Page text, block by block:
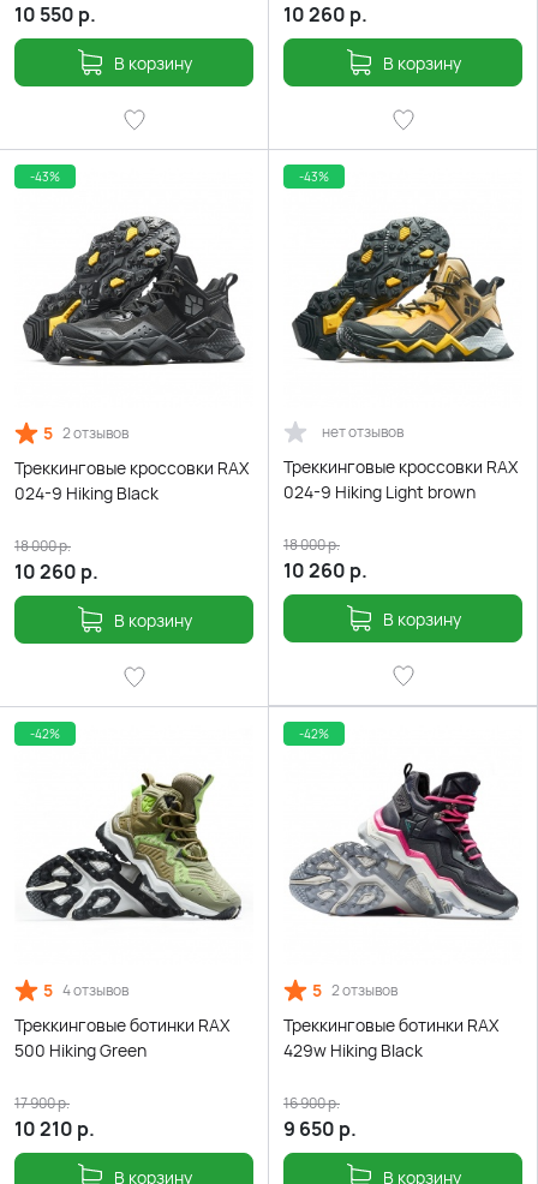
10 550 р.
В корзину
10 260 р.
В корзину
-43%
5 2 отзывов
Треккинговые кроссовки RAX
024-9 Hiking Black
10 260 р.
18 000р.
В корзину
-43%
нет отзывов
Треккинговые кроссовки RAX
024-9 Hiking Light brown
10 260 р.
18 000р.
В корзину
-42%
5 4 отзывов
Треккинговые ботинки RAX
500 Hiking Green
10 210 р.
17 900р.
В корзину
-42%
5 2 отзывов
Треккинговые ботинки RAX
429w Hiking Black
9 650 р.
16 900р.
В корзину